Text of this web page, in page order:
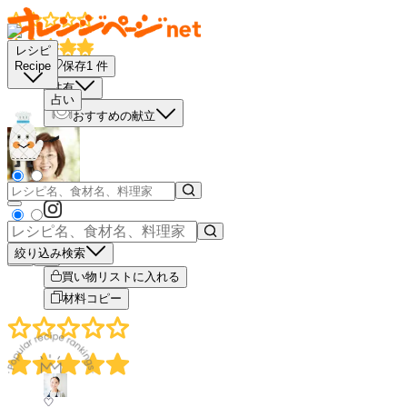
レシピ
Recipe
占い
絞り込み検索
保存1 件
共有
おすすめの献立
－
＋
買い物リストに入れる
材料コピー